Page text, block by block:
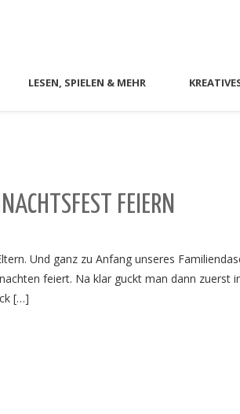
LESEN, SPIELEN & MEHR
FEIERN
Und ganz zu Anfang unseres
feiert. Na klar guckt man dann zuerst
[…]